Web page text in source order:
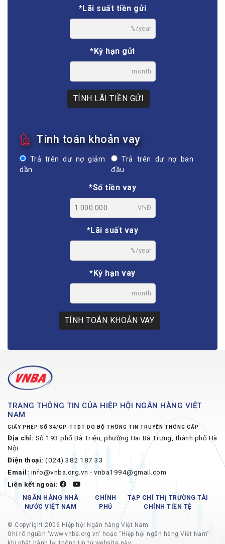
*Lãi suất tiền gửi
%/year
*Kỳ hạn gửi
month
TÍNH LÃI TIỀN GỬI
Tính toán khoản vay
Trả trên dư nợ giảm
dần
Trả trên dư nợ ban
đầu
*Số tiền vay
VNĐ
*Lãi suất vay
%/year
*Kỳ hạn vay
month
TÍNH TOÁN KHOẢN VAY
TRANG THÔNG TIN CỦA HIỆP HỘI NGÂN HÀNG VIỆT
NAM
GIẤY PHÉP SỐ 34/GP-TTĐT DO BỘ THÔNG TIN TRUYỀN THÔNG CẤP
Địa chỉ: Số 193 phố Bà Triệu, phường Hai Bà Trưng, thành phố Hà
Nội
Điện thoại: (024) 382 187 33
Email: info@vnba.org.vn - vnba1994@gmail.com
Liên kết ngoài:
NGÂN HÀNG NHÀ
NƯỚC VIỆT NAM
CHÍNH
PHỦ
TẠP CHÍ THỊ TRƯỜNG TÀI
CHÍNH TIỀN TỆ
© Copyright 2006 Hiệp hội Ngân hàng Việt Nam.
Ghi rõ nguồn 'www.vnba.org.vn' hoặc "Hiệp hội ngân hàng Việt Nam"